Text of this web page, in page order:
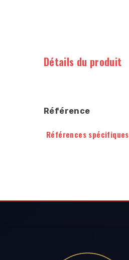
Détails du produit
Référence
Références spécifiques